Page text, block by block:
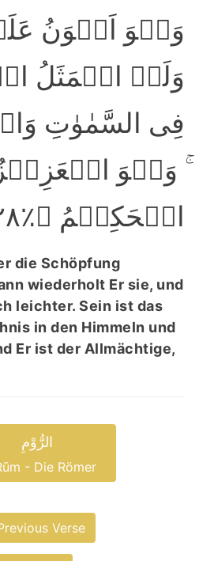
وَہُوَ اَہۡوَنُ
وَلَہُ الۡمَثَلُ
فِی السَّمٰوٰتِ
وَہُوَ
الۡحَکِیۡمُ ﴿٪۲۸﴾
die Schöpfung
wiederholt Er sie, und
leichter. Sein ist das
in den Himmeln und
Er ist der Allmächtige,
الرُّوْمِ
- Die Römer
Verse